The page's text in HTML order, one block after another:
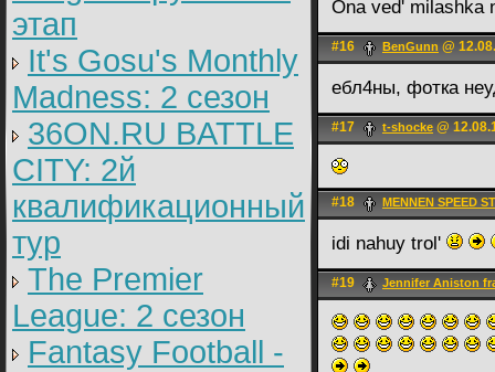
этап
It's Gosu's Monthly
Madness: 2 сезон
36ON.RU BATTLE
CITY: 2й
квалификационный
тур
The Premier
League: 2 cезон
Fantasy Football -
Ona ved' milashka
#16 BenGunn @
ебл4ны, фотка
#17 t-shocke @
#18 MENNEN SPEED
idi nahuy trol'
#19 Jennifer Aniston